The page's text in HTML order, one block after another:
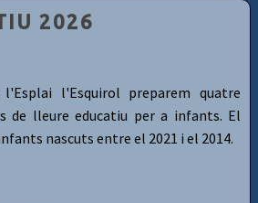
2026
l'Esquirol preparem quatre
de lleure educatiu per a infants. El
nascuts entre el 2021 i el 2014.